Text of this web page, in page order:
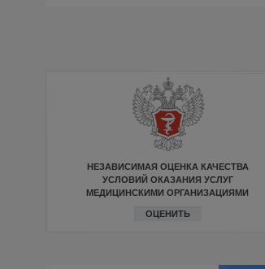
НЕЗАВИСИМАЯ ОЦЕНКА КАЧЕСТВА
УСЛОВИЙ ОКАЗАНИЯ УСЛУГ
МЕДИЦИНСКИМИ ОРГАНИЗАЦИЯМИ
ОЦЕНИТЬ